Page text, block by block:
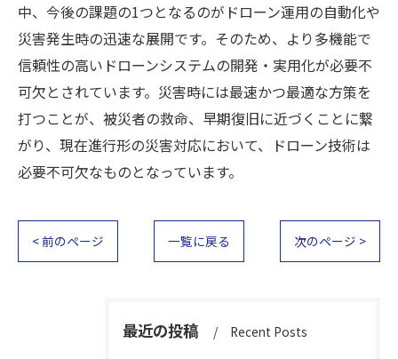
中、今後の課題の1つとなるのがドローン運用の自動化や
災害発生時の迅速な展開です。そのため、より多機能で
信頼性の高いドローンシステムの開発・実用化が必要不
可欠とされています。災害時には最速かつ最適な方策を
打つことが、被災者の救命、早期復旧に近づくことに繋
がり、現在進行形の災害対応において、ドローン技術は
必要不可欠なものとなっています。
< 前のページ 一覧に戻る 次のページ >
最近の投稿 Recent Posts